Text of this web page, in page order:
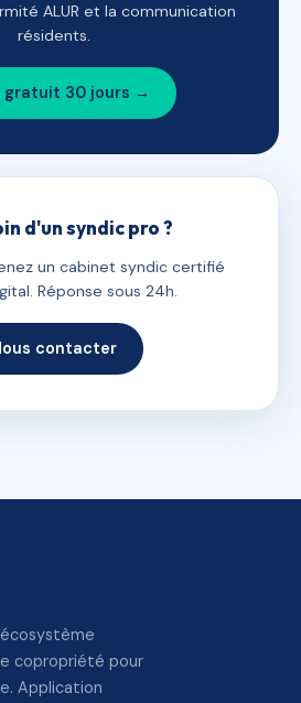
ALUR et la communication
résidents.
gratuit 30 jours →
d'un syndic pro ?
un cabinet syndic certifié
Réponse sous 24h.
contacter
copropriété pour
Application